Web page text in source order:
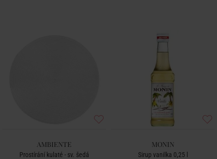
AMBIENTE
Prostírání kulaté - sv. šedá
MONIN
Sirup vanilka 0,25 l